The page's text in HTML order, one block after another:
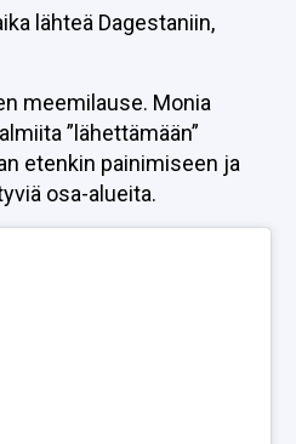
lähteä Dagestaniin,
meemilause. Monia
”lähettämään”
etenkin painimiseen ja
osa-alueita.